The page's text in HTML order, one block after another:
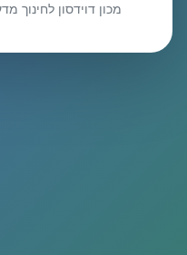
מכון דוידסון לחינוך